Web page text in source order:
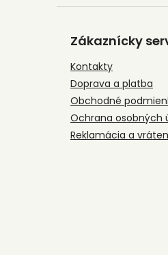
Zákaznícky
Kontakty
Doprava a platba
Obchodné
Ochrana osobných
Reklamácia a